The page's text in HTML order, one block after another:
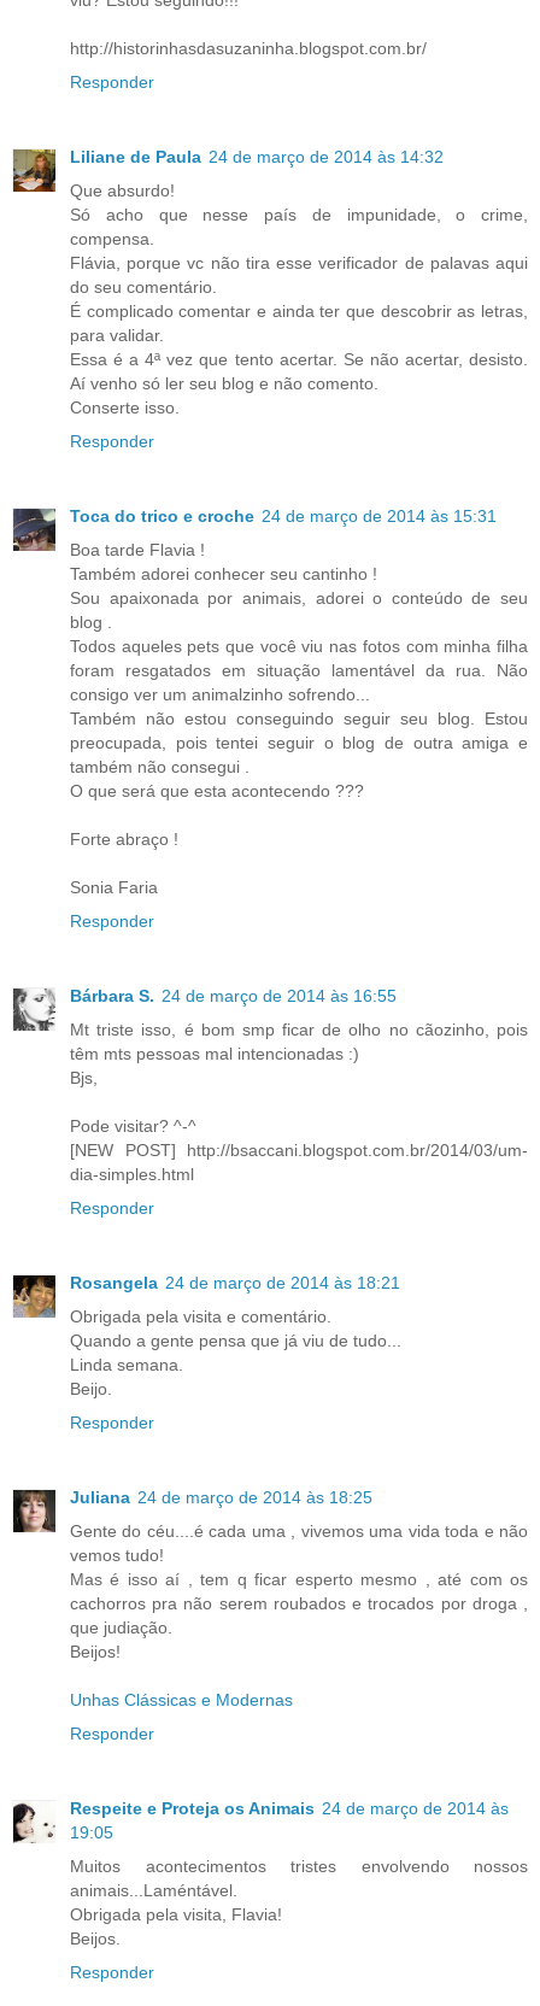
http://historinhasdasuzaninha.blogspot.com.br/
Responder
Liliane de Paula 24 de março de 2014 às 14:32
Que absurdo!
Só acho que nesse país de impunidade, o crime,
compensa.
Flávia, porque vc não tira esse verificador de palavas aqui
do seu comentário.
É complicado comentar e ainda ter que descobrir as letras,
para validar.
Essa é a 4ª vez que tento acertar. Se não acertar, desisto.
Aí venho só ler seu blog e não comento.
Conserte isso.
Responder
Toca do trico e croche 24 de março de 2014 às 15:31
Boa tarde Flavia !
Também adorei conhecer seu cantinho !
Sou apaixonada por animais, adorei o conteúdo de seu
blog .
Todos aqueles pets que você viu nas fotos com minha filha
foram resgatados em situação lamentável da rua. Não
consigo ver um animalzinho sofrendo...
Também não estou conseguindo seguir seu blog. Estou
preocupada, pois tentei seguir o blog de outra amiga e
também não consegui .
O que será que esta acontecendo ???
Forte abraço !
Sonia Faria
Responder
Bárbara S. 24 de março de 2014 às 16:55
Mt triste isso, é bom smp ficar de olho no cãozinho, pois
têm mts pessoas mal intencionadas :)
Bjs,
Pode visitar? ^-^
[NEW POST] http://bsaccani.blogspot.com.br/2014/03/um-
dia-simples.html
Responder
Rosangela 24 de março de 2014 às 18:21
Obrigada pela visita e comentário.
Quando a gente pensa que já viu de tudo...
Linda semana.
Beijo.
Responder
Juliana 24 de março de 2014 às 18:25
Gente do céu....é cada uma , vivemos uma vida toda e não
vemos tudo!
Mas é isso aí , tem q ficar esperto mesmo , até com os
cachorros pra não serem roubados e trocados por droga ,
que judiação.
Beijos!
Unhas Clássicas e Modernas
Responder
Respeite e Proteja os Animais 24 de março de 2014 às
19:05
Muitos acontecimentos tristes envolvendo nossos
animais...Laméntável.
Obrigada pela visita, Flavia!
Beijos.
Responder